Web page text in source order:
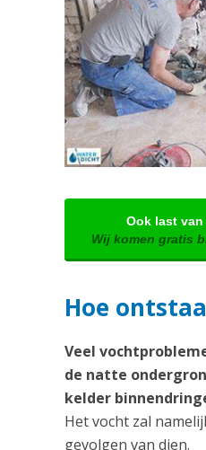
Ook last
Wij komen gratis
Hoe
Veel
de natte
kelder
Het vocht zal
gevolgen van dien.